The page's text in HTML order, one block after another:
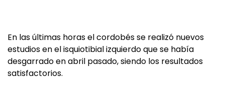
En las últimas horas el cordobés se realizó nuevos
estudios en el isquiotibial izquierdo que se había
desgarrado en abril pasado, siendo los resultados
satisfactorios.